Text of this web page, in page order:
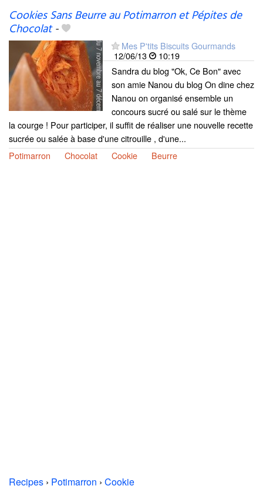
Cookies Sans Beurre au Potimarron et Pépites de
Chocolat-
Mes P'tits Biscuits Gourmands
12/06/13
10:19
Sandra du blog "Ok, Ce Bon" avec
son amie Nanou du blog On dine chez
Nanou on organisé ensemble un
concours sucré ou salé sur le thème
la courge ! Pour participer, il suffit de réaliser une nouvelle recette
sucrée ou salée à base d'une citrouille , d'une...
Potimarron
Chocolat Cookie Beurre
Recipes › Potimarron › Cookie